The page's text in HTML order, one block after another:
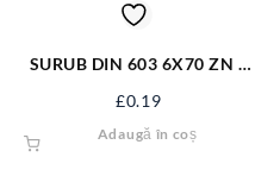
SURUB DIN 603 6X70 ZN +
£0.19
Adaugă în coș